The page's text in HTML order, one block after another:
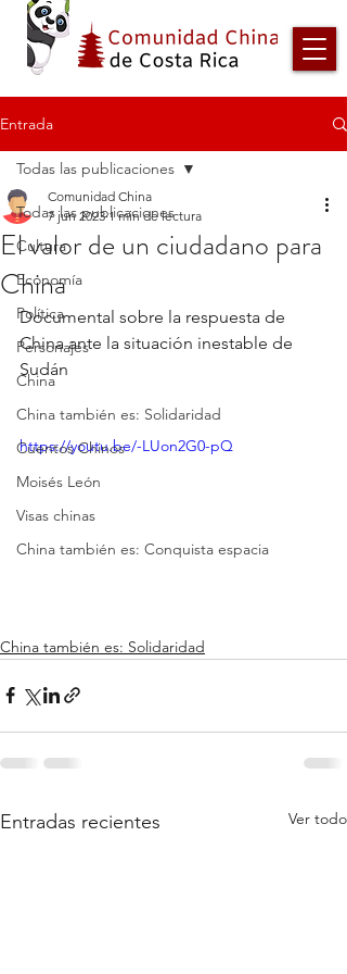
Entrada
Todas las publicaciones
Cultura
Economía
Política
Personajes
China
China también es: Solidaridad
Cuentos Chinos
Moisés León
Visas chinas
China también es: Conquista espacia
Todas las publicaciones
El valor de un ciudadano para
China
Comunidad China
7 jun 2023 1 min de lectura
Documental sobre la respuesta de
China ante la situación inestable de
Sudán
https://youtu.be/-LUon2G0-pQ
China también es: Solidaridad
Entradas recientes Ver todo